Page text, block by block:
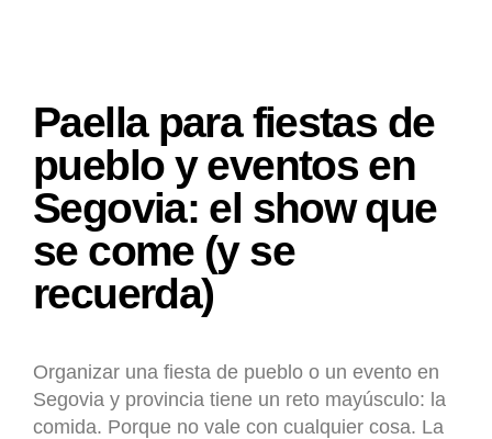
Paella para fiestas de
pueblo y eventos en
Segovia: el show que
se come (y se
recuerda)
Organizar una fiesta de pueblo o un evento en
Segovia y provincia tiene un reto mayúsculo: la
comida. Porque no vale con cualquier cosa. La